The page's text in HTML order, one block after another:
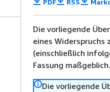
PDF RSS
Die vorliegende
eines Widerspruchs
(einschließlich
Fassung maßgeblich.
Die vorliegende